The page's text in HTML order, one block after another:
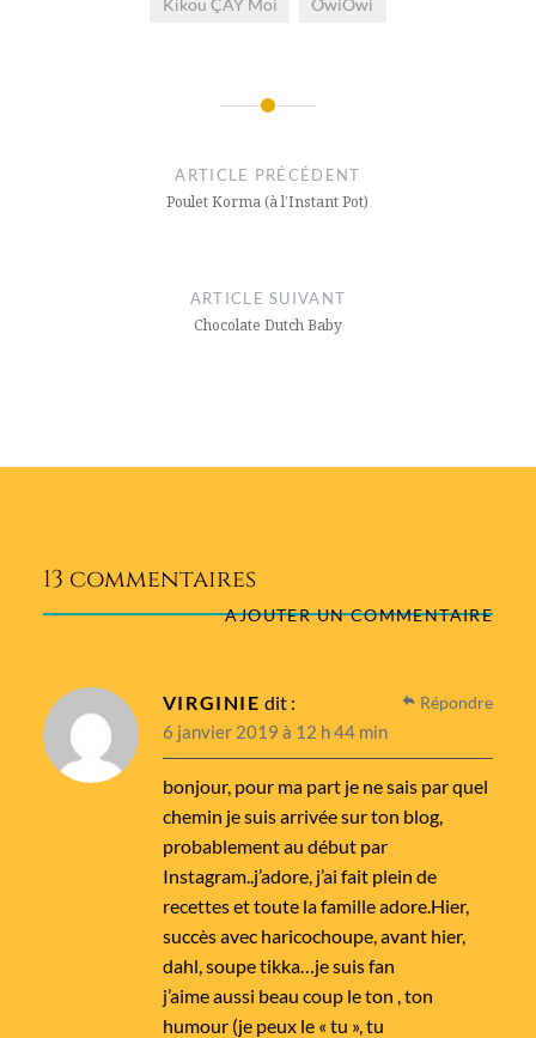
Kikou ÇAY Moi OwiOwi
ARTICLE PRÉCÉDENT
Poulet Korma (à l’Instant Pot)
ARTICLE SUIVANT
Chocolate Dutch Baby
13 commentaires
AJOUTER UN COMMENTAIRE
VIRGINIE dit :
6 janvier 2019 à 12 h 44 min
bonjour, pour ma part je ne sais par quel
chemin je suis arrivée sur ton blog,
probablement au début par
Instagram..j’adore, j’ai fait plein de
recettes et toute la famille adore.Hier,
succès avec haricochoupe, avant hier,
dahl, soupe tikka…je suis fan
j’aime aussi beau coup le ton , ton
humour (je peux le « tu », tu
Répondre